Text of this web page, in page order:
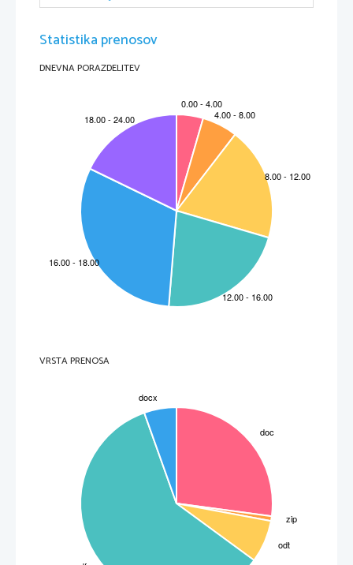
prostora in hrane?Razloži!
Je pozitivna ,saj povzroča pomanjkanje prostora in hrane.Hiperprodukcija je povzročila
Statistika prenosov
DNEVNA PORAZDELITEV
VRSTA PRENOSA